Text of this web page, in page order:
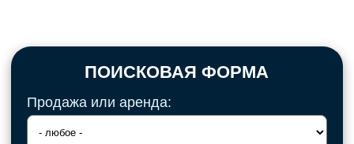
ПОИСКОВАЯ ФОРМА
Продажа или аренда: